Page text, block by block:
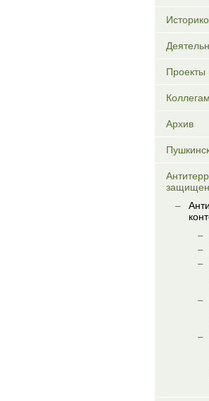
Проекты
Коллегам
Архив